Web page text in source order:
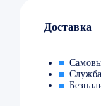
Доставка